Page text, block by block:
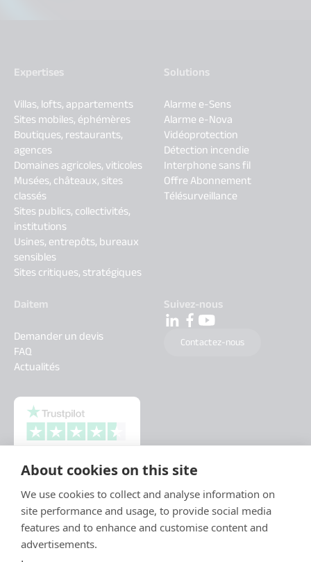
About cookies on this site
We use cookies to collect and analyse information on
site performance and usage, to provide social media
features and to enhance and customise content and
advertisements.
Expertises
Villas, lofts, appartements
Sites mobiles, éphémères
Boutiques, restaurants,
agences
Domaines agricoles, viticoles
Musées, châteaux, sites
classés
Sites publics, collectivités,
institutions
Usines, entrepôts, bureaux
sensibles
Sites critiques, stratégiques
Solutions
Alarme e-Sens
Alarme e-Nova
Vidéoprotection
Détection incendie
Interphone sans fil
Offre Abonnement
Télésurveillance
Daitem
Demander un devis
FAQ
Actualités
Suivez-nous
Contactez-nous